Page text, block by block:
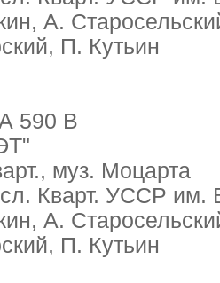
А.
П. Кутьин
590 В
муз. Моцарта
Кварт. УССР им.
А.
П. Кутьин